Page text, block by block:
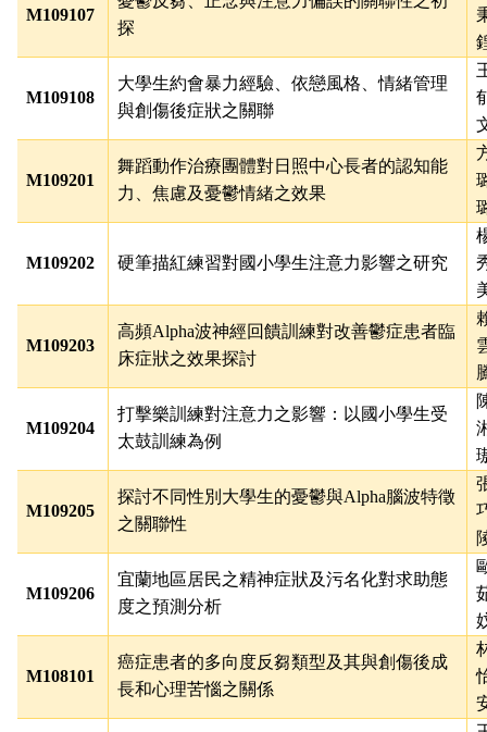
M109107
探
M109108
大學生約會暴力經驗、依戀風格、情緒管理
與創傷後症狀之關聯
M109201
舞蹈動作治療團體對日照中心長者的認知能
力、焦慮及憂鬱情緒之效果
M109202 硬筆描紅練習對國小學生注意力影響之研究
M109203
高頻Alpha波神經回饋訓練對改善鬱症患者臨
床症狀之效果探討
M109204
打擊樂訓練對注意力之影響：以國小學生受
太鼓訓練為例
M109205
探討不同性別大學生的憂鬱與Alpha腦波特徵
之關聯性
M109206
宜蘭地區居民之精神症狀及污名化對求助態
度之預測分析
M108101
癌症患者的多向度反芻類型及其與創傷後成
長和心理苦惱之關係